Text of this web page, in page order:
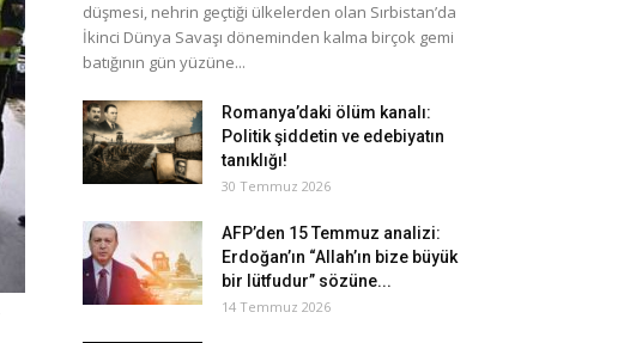
düşmesi, nehrin geçtiği ülkelerden olan Sırbistan’da
İkinci Dünya Savaşı döneminden kalma birçok gemi
batığının gün yüzüne...
Romanya’daki ölüm kanalı:
Politik şiddetin ve edebiyatın
tanıklığı!
30 Temmuz 2026
AFP’den 15 Temmuz analizi:
Erdoğan’ın “Allah’ın bize büyük
bir lütfudur” sözüne...
14 Temmuz 2026